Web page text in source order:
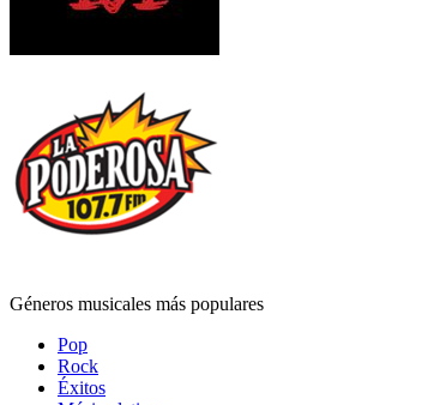
Géneros musicales más populares
Pop
Rock
Éxitos